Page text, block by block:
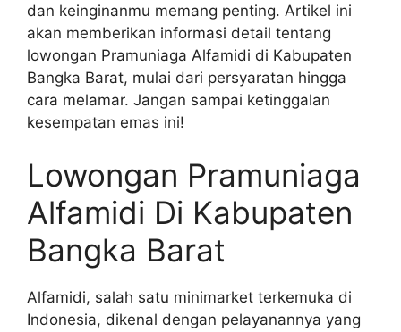
dan keinginanmu memang penting. Artikel ini
akan memberikan informasi detail tentang
lowongan Pramuniaga Alfamidi di Kabupaten
Bangka Barat, mulai dari persyaratan hingga
cara melamar. Jangan sampai ketinggalan
kesempatan emas ini!
Lowongan Pramuniaga
Alfamidi Di Kabupaten
Bangka Barat
Alfamidi, salah satu minimarket terkemuka di
Indonesia, dikenal dengan pelayanannya yang